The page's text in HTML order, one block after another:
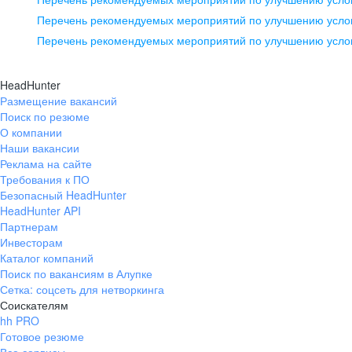
pr@ural.hh.ru
помещение 21
+7 383 207-94-64
pr@nsk.hh.ru
Перечень рекомендуемых мероприятий по улучшению
Перечень рекомендуемых мероприятий по улучшению
HeadHunter
Размещение вакансий
Поиск по резюме
О компании
Наши вакансии
Реклама на сайте
Требования к ПО
Безопасный HeadHunter
HeadHunter API
Партнерам
Инвесторам
Каталог компаний
Поиск по вакансиям в Алупке
Сетка: соцсеть для нетворкинга
Соискателям
hh PRO
Готовое резюме